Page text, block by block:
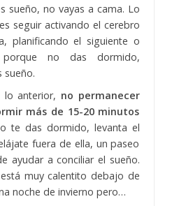
sueño, no vayas a cama. Lo
seguir activando el cerebro
planificando el siguiente o
porque no das dormido,
sueño.
lo anterior, no permanecer
más de 15-20 minutos
te das dormido, levanta el
fuera de ella, un paseo
ayudar a conciliar el sueño.
muy calentito debajo de
noche de invierno pero…